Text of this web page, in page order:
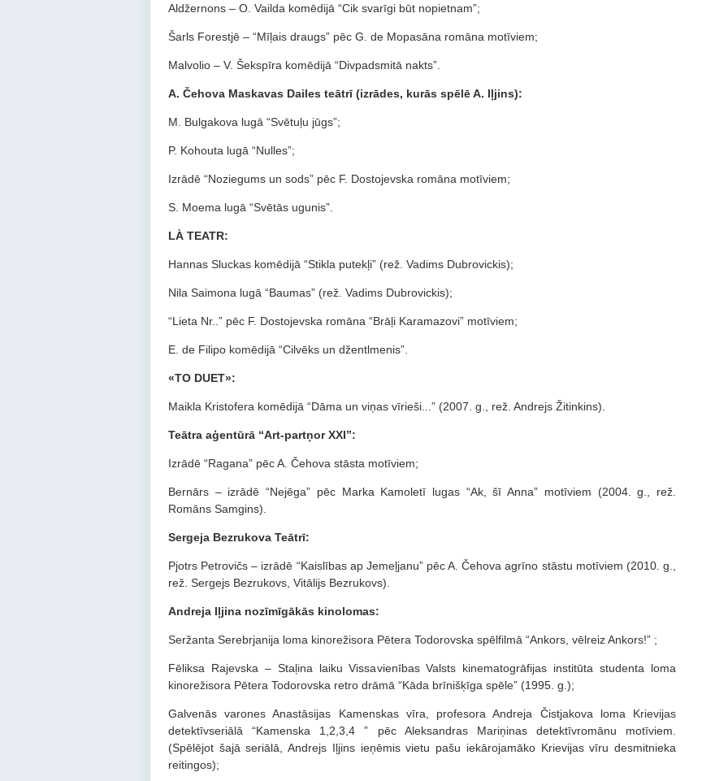
Aldžernons – O. Vailda komēdijā “Cik svarīgi būt nopietnam”;
Šarls Forestjē – “Mīļais draugs” pēc G. de Mopasāna romāna motīviem;
Malvolio – V. Šekspīra komēdijā “Divpadsmitā nakts”.
A. Čehova Maskavas Dailes teātrī (izrādes, kurās spēlē A. Iļjins):
M. Bulgakova lugā “Svētuļu jūgs”;
P. Kohouta lugā “Nulles”;
Izrādē “Noziegums un sods” pēc F. Dostojevska romāna motīviem;
S. Moema lugā “Svētās ugunis”.
LÀ TEATR:
Hannas Sluckas komēdijā “Stikla putekļi” (rež. Vadims Dubrovickis);
Nila Saimona lugā “Baumas” (rež. Vadims Dubrovickis);
“Lieta Nr..” pēc F. Dostojevska romāna “Brāļi Karamazovi” motīviem;
E. de Filipo komēdijā “Cilvēks un džentlmenis”.
«TO DUET»:
Maikla Kristofera komēdijā “Dāma un viņas vīrieši...” (2007. g., rež. Andrejs Žitinkins).
Teātra aģentūrā “Art-partņor XXI”:
Izrādē “Ragana” pēc A. Čehova stāsta motīviem;
Bernārs – izrādē “Nejēga” pēc Marka Kamoletī lugas “Ak, šī Anna” motīviem (2004. g., rež.
Romāns Samgins).
Sergeja Bezrukova Teātrī:
Pjotrs Petrovičs – izrādē “Kaislības ap Jemeļjanu” pēc A. Čehova agrīno stāstu motīviem (2010. g.,
rež. Sergejs Bezrukovs, Vitālijs Bezrukovs).
Andreja Iļjina nozīmīgākās kinolomas:
Seržanta Serebrjanija loma kinorežisora Pētera Todorovska spēlfilmā “Ankors, vēlreiz Ankors!” ;
Fēliksa Rajevska – Staļina laiku Vissavienības Valsts kinematogrāfijas institūta studenta loma
kinorežisora Pētera Todorovska retro drāmā “Kāda brīnišķīga spēle” (1995. g.);
Galvenās varones Anastāsijas Kamenskas vīra, profesora Andreja Čistjakova loma Krievijas
detektīvseriālā “Kamenska 1,2,3,4 ” pēc Aleksandras Mariņinas detektīvromānu motīviem.
(Spēlējot šajā seriālā, Andrejs Iļjins ieņēmis vietu pašu iekārojamāko Krievijas vīru desmitnieka
reitingos);